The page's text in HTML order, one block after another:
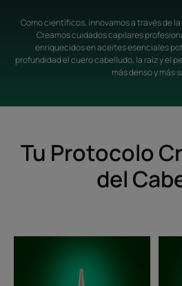
Como científicos, innovamos a través de
Creamos cuidados capilares
enriquecidos en aceites esenciales
profundidad el cuero cabelludo, la raíz y el
más denso y más
Tu Protocolo
del
del